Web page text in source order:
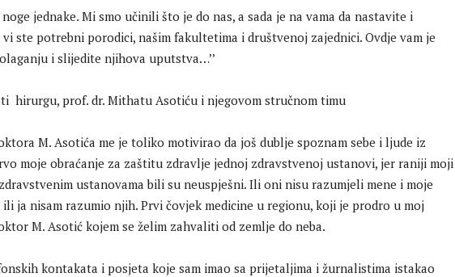
noge jednake. Mi smo učinili što je do nas, a sada je na vama da nastavite i
ste potrebni porodici, našim fakultetima i društvenoj zajednici. Ovdje vam je
i slijedite njihova uputstva…’’
M. Asotića me je toliko motivirao da još dublje spoznam sebe i ljude iz
moje obraćanje za zaštitu zdravlje jednoj zdravstvenoj ustanovi, jer raniji moji
ustanovama bili su neuspješni. Ili oni nisu razumjeli mene i moje
ja nisam razumio njih. Prvi čovjek medicine u regionu, koji je prodro u moj
M. Asotić kojem se želim zahvaliti od zemlje do neba.
kontakata i posjeta koje sam imao sa prijetaljima i žurnalistima istakao